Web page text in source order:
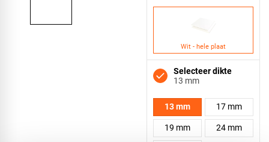
Wit - hele plaat
Selecteer dikte
13 mm
13 mm 17 mm
19 mm 24 mm